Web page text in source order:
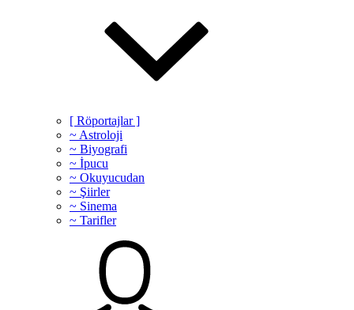
[ Röportajlar ]
~ Astroloji
~ Biyografi
~ İpucu
~ Okuyucudan
~ Şiirler
~ Sinema
~ Tarifler